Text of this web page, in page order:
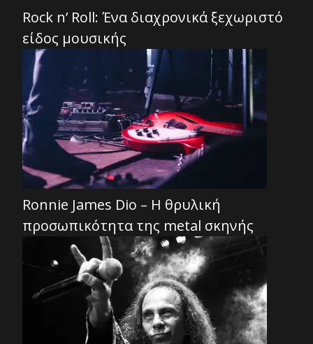
Rock n’ Roll: Ένα διαχρονικά ξεχωριστό
είδος μουσικής
Ronnie James Dio – Η θρυλική
προσωπικότητα της metal σκηνής